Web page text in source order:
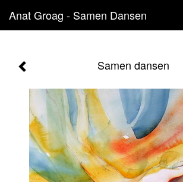
Anat Groag - Samen Dansen
Samen dansen